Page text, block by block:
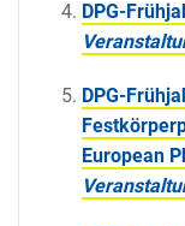
DPG-
DPG-
European